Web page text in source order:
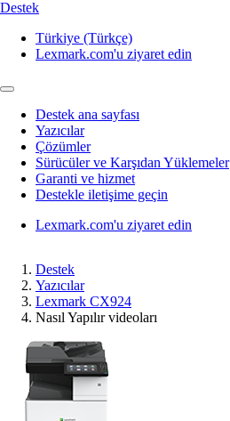
Destek
Türkiye (Türkçe)
Lexmark.com'u ziyaret edin
Destek ana sayfası
Yazıcılar
Çözümler
Sürücüler ve Karşıdan Yüklemeler
Garanti ve hizmet
Destekle iletişime geçin
Lexmark.com'u ziyaret edin
Destek
Yazıcılar
Lexmark CX924
Nasıl Yapılır videoları